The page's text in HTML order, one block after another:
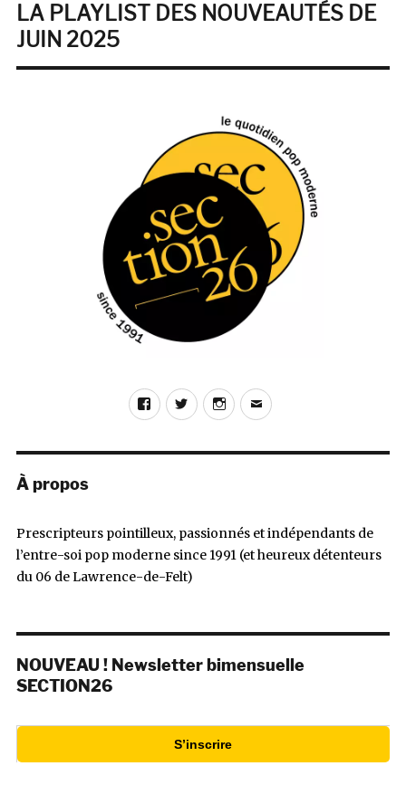
Publication
suivante :
LA PLAYLIST DES NOUVEAUTÉS DE
JUIN 2025
FacebookTwitterInstagram
E-
À propos
Prescripteurs pointilleux, passionnés et indépendants de
l’entre-soi pop moderne since 1991 (et heureux détenteurs
du 06 de Lawrence-de-Felt)
NOUVEAU ! Newsletter bimensuelle
SECTION26
S’inscrire